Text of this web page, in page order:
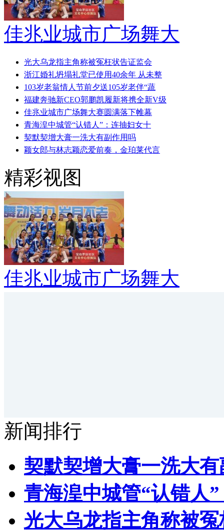
佳兆业城市广场舞大
光大乌龙指主角称被冤枉状告证监会
浙江婚礼坍塌礼堂已使用40余年 从未整
103岁老翁情人节前夕送105岁老伴“蔬
福建奔驰新CEO郭鹏凯履新将携全新V级
佳兆业城市广场舞大赛圆满落下帷幕
青海湟中城管“认错人”：连抽妇女十
契默契增大膏一洗大有副作用吗
颖女郎与林志颖恋爱前奏，金珀莱代言
精彩视图
佳兆业城市广场舞大
新闻排行
契默契增大膏一洗大
青海湟中城管“认错人
光大乌龙指主角称被